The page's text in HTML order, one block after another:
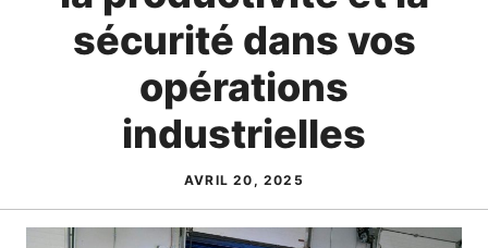
sécurité dans vos
opérations
industrielles
AVRIL 20, 2025